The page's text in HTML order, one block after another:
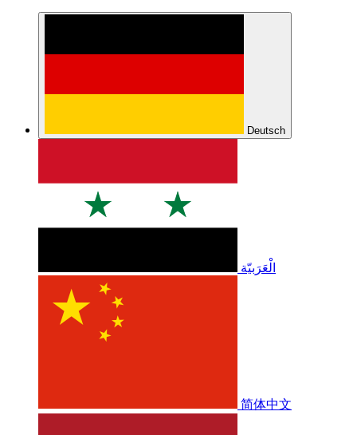
Deutsch
الْعَرَبيّة
简体中文